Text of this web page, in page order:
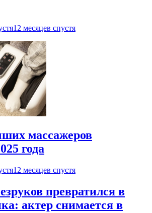
12 месяцев спустя
массажеров
года
12 месяцев спустя
превратился в
актер снимается в